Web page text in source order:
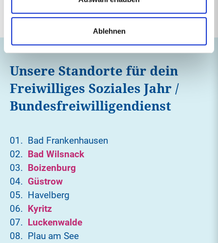
Ablehnen
Unsere Standorte für dein
Freiwilliges Soziales Jahr /
Bundesfreiwilligendienst
Bad Frankenhausen
Bad Wilsnack
Boizenburg
Güstrow
Havelberg
Kyritz
Luckenwalde
Plau am See